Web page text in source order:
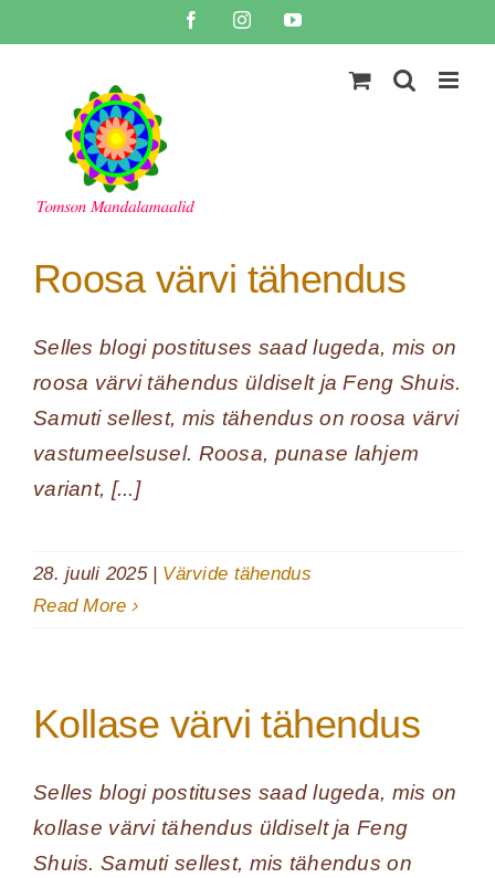
to
FacebookInstagramYouTube
Roosa värvi tähendus
Selles blogi postituses saad lugeda, mis on
roosa värvi tähendus üldiselt ja Feng Shuis.
Samuti sellest, mis tähendus on roosa värvi
vastumeelsusel. Roosa, punase lahjem
variant, [...]
28. juuli 2025 | Värvide tähendus
Read More
Kollase värvi tähendus
Selles blogi postituses saad lugeda, mis on
kollase värvi tähendus üldiselt ja Feng
Shuis. Samuti sellest, mis tähendus on